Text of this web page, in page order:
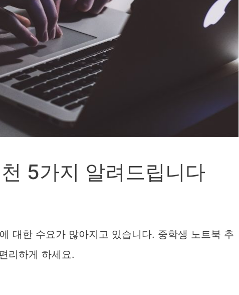
5가지 알려드립니다
대한 수요가 많아지고 있습니다. 중학생 노트북 추
리하게 하세요.